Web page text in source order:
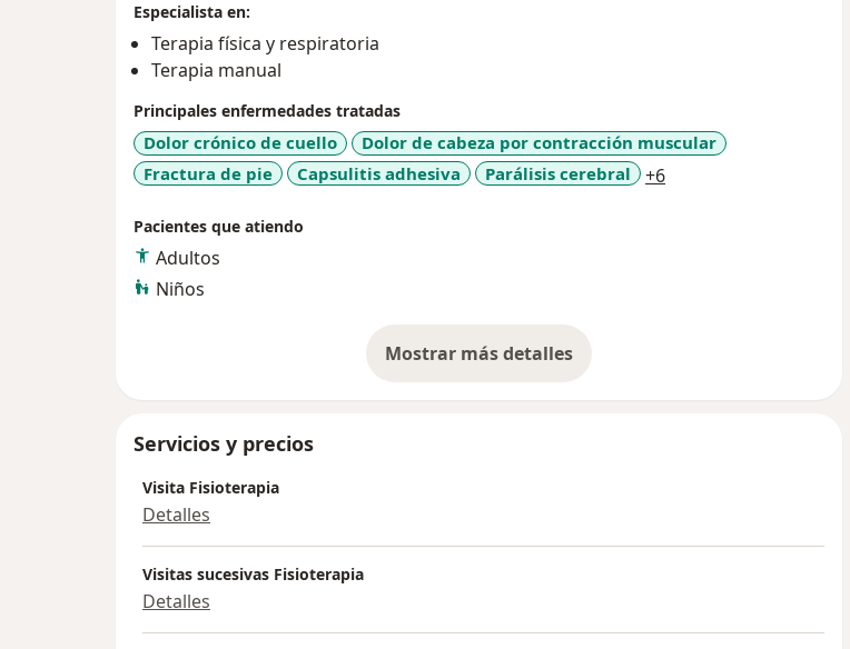
en el modelo biopsicosocial de salud y discapacidad.
María Isabel Torres C: Fisioterapeuta graduada de la Escuela Nacional del Deporte
con entrenamiento en terapia manual, galardonada por la Universidad Autonoma
de Manizales con la mejor pasantía sobre Salud Pública, ademas de ser
Maestrante en Salud Pública de la Universidad Javeriana
Especialista en:
Terapia física y respiratoria
Terapia manual
Principales enfermedades tratadas
Dolor crónico de cuello
Dolor de cabeza por contracción muscular
Fractura de pie
Capsulitis adhesiva Parálisis cerebral +6a11y_sr_more_diseases
Pacientes que atiendo
Adultos
Niños
Mostrar más detalles
sobre la experiencia
Servicios y precios
Visita Fisioterapia
Detalles
Visitas sucesivas Fisioterapia
Detalles